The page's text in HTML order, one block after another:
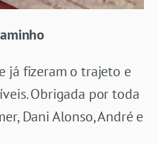
já fizeram o trajeto e
Obrigada por toda
Dani Alonso, André e